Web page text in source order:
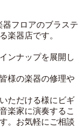
フロアのブラステ
楽器店です。
ンナップを展開し
様の楽器の修理や
ただける様にビギ
楽家に演奏するこ
。お気軽にご相談